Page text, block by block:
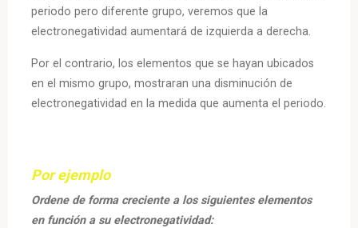
periodo pero diferente grupo, veremos que la
electronegatividad aumentará de izquierda a derecha.
Por el contrario, los elementos que se hayan ubicados
en el mismo grupo, mostraran una disminución de
electronegatividad en la medida que aumenta el periodo.
Por ejemplo
Ordene de forma creciente a los siguientes elementos
en función a su electronegatividad: